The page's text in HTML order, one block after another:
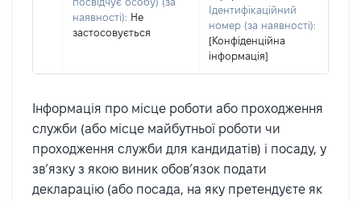
наявності): Не
застосовується
Ідентифікаційний
номер (за наявності):
[Конфіденційна
інформація]
Інформація про місце роботи або проходження
служби (або місце майбутньої роботи чи
проходження служби для кандидатів) і посаду, у
зв’язку з якою виник обов’язок подати
декларацію (або посада, на яку претендуєте як